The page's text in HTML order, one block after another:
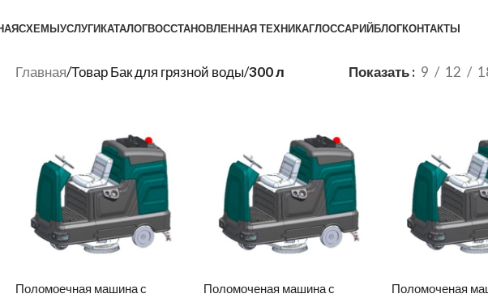
СХЕМЫУСЛУГИКАТАЛОГВОССТАНОВЛЕННАЯ ТЕХНИКАГЛОССАРИЙБЛОГКОНТАКТЫ
Главная/Товар Бак для грязной воды/300 л Показать 9 12
Поломоечная машина с
Поломоченая машина с
Поломоченая